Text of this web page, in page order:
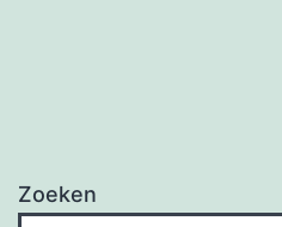
Zoeken